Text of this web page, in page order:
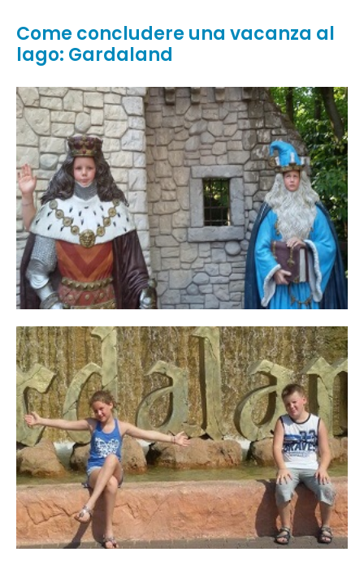
Come concludere una vacanza al
lago: Gardaland